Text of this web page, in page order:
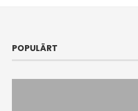
POPULÄRT